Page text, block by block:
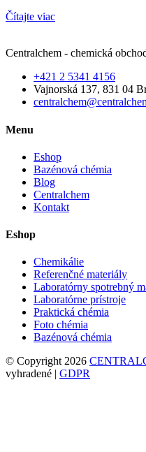
Čítajte viac
Centralchem - chemická
+421 2 5341 4156
Vajnorská 137, 831 04
Menu
Eshop
Bazénová chémia
Blog
Centralchem
Kontakt
Eshop
Chemikálie
Referenčné materiály
Laboratórny spotrebný
Laboratórne prístroje
Praktická chémia
Foto chémia
Bazénová chémia
© Copyright 2026
vyhradené | GDPR